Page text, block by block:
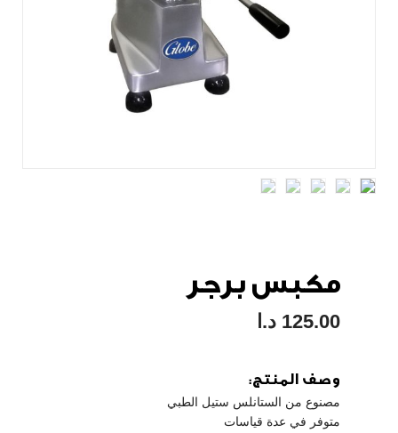
مكبس برجر
125.00 د.ا
وصف المنتج:
مصنوع من الستانلس ستيل الطبي
متوفر في عدة قياسات